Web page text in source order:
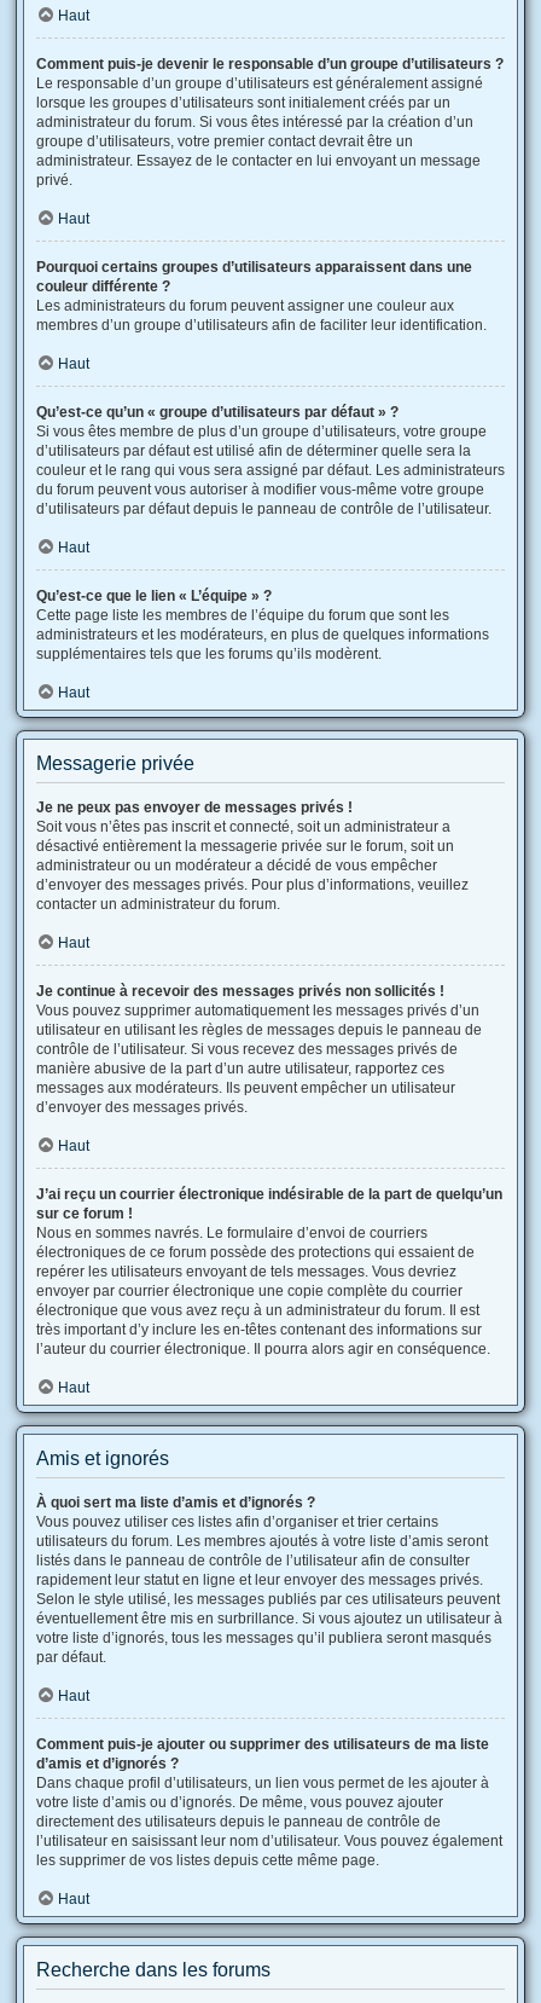
Haut
Comment puis-je devenir le responsable d’un groupe d’utilisateurs ?
Le responsable d’un groupe d’utilisateurs est généralement assigné
lorsque les groupes d’utilisateurs sont initialement créés par un
administrateur du forum. Si vous êtes intéressé par la création d’un
groupe d’utilisateurs, votre premier contact devrait être un
administrateur. Essayez de le contacter en lui envoyant un message
privé.
Haut
Pourquoi certains groupes d’utilisateurs apparaissent dans une
couleur différente ?
Les administrateurs du forum peuvent assigner une couleur aux
membres d’un groupe d’utilisateurs afin de faciliter leur identification.
Haut
Qu’est-ce qu’un « groupe d’utilisateurs par défaut » ?
Si vous êtes membre de plus d’un groupe d’utilisateurs, votre groupe
d’utilisateurs par défaut est utilisé afin de déterminer quelle sera la
couleur et le rang qui vous sera assigné par défaut. Les administrateurs
du forum peuvent vous autoriser à modifier vous-même votre groupe
d’utilisateurs par défaut depuis le panneau de contrôle de l’utilisateur.
Haut
Qu’est-ce que le lien « L’équipe » ?
Cette page liste les membres de l’équipe du forum que sont les
administrateurs et les modérateurs, en plus de quelques informations
supplémentaires tels que les forums qu’ils modèrent.
Haut
Messagerie privée
Je ne peux pas envoyer de messages privés !
Soit vous n’êtes pas inscrit et connecté, soit un administrateur a
désactivé entièrement la messagerie privée sur le forum, soit un
administrateur ou un modérateur a décidé de vous empêcher
d’envoyer des messages privés. Pour plus d’informations, veuillez
contacter un administrateur du forum.
Haut
Je continue à recevoir des messages privés non sollicités !
Vous pouvez supprimer automatiquement les messages privés d’un
utilisateur en utilisant les règles de messages depuis le panneau de
contrôle de l’utilisateur. Si vous recevez des messages privés de
manière abusive de la part d’un autre utilisateur, rapportez ces
messages aux modérateurs. Ils peuvent empêcher un utilisateur
d’envoyer des messages privés.
Haut
J’ai reçu un courrier électronique indésirable de la part de quelqu’un
sur ce forum !
Nous en sommes navrés. Le formulaire d’envoi de courriers
électroniques de ce forum possède des protections qui essaient de
repérer les utilisateurs envoyant de tels messages. Vous devriez
envoyer par courrier électronique une copie complète du courrier
électronique que vous avez reçu à un administrateur du forum. Il est
très important d’y inclure les en-têtes contenant des informations sur
l’auteur du courrier électronique. Il pourra alors agir en conséquence.
Haut
Amis et ignorés
À quoi sert ma liste d’amis et d’ignorés ?
Vous pouvez utiliser ces listes afin d’organiser et trier certains
utilisateurs du forum. Les membres ajoutés à votre liste d’amis seront
listés dans le panneau de contrôle de l’utilisateur afin de consulter
rapidement leur statut en ligne et leur envoyer des messages privés.
Selon le style utilisé, les messages publiés par ces utilisateurs peuvent
éventuellement être mis en surbrillance. Si vous ajoutez un utilisateur à
votre liste d’ignorés, tous les messages qu’il publiera seront masqués
par défaut.
Haut
Comment puis-je ajouter ou supprimer des utilisateurs de ma liste
d’amis et d’ignorés ?
Dans chaque profil d’utilisateurs, un lien vous permet de les ajouter à
votre liste d’amis ou d’ignorés. De même, vous pouvez ajouter
directement des utilisateurs depuis le panneau de contrôle de
l’utilisateur en saisissant leur nom d’utilisateur. Vous pouvez également
les supprimer de vos listes depuis cette même page.
Haut
Recherche dans les forums